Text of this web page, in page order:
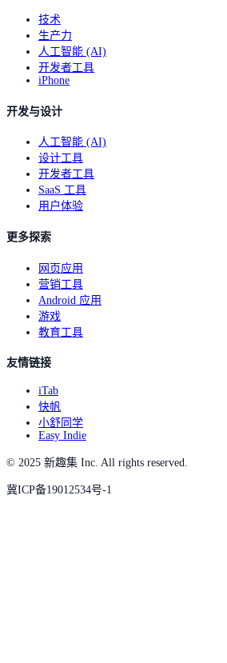
技术
生产力
人工智能 (AI)
开发者工具
iPhone
开发与设计
人工智能 (AI)
设计工具
开发者工具
SaaS 工具
用户体验
更多探索
网页应用
营销工具
Android 应用
游戏
教育工具
友情链接
iTab
快帆
小舒同学
Easy Indie
© 2025 新趣集 Inc. All rights reserved.
冀ICP备19012534号-1